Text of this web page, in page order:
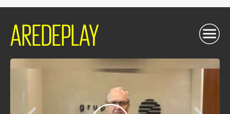
AREDEPLAY